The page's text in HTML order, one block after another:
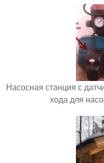
Насосная станция с
хода для